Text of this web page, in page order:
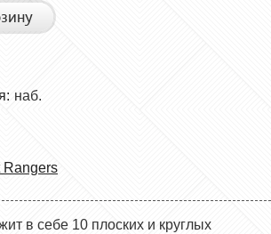
наб.
Rangers
в себе 10 плоских и круглых